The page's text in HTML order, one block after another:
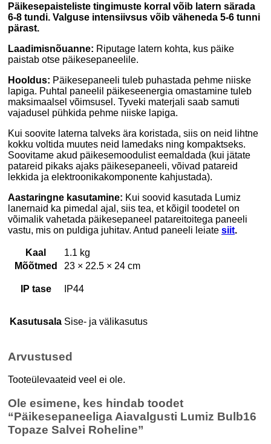
Päikesepaisteliste tingimuste korral võib latern särada
6-8 tundi. Valguse intensiivsus võib väheneda 5-6 tunni
pärast.
Laadimisnõuanne: Riputage latern kohta, kus päike
paistab otse päikesepaneelile.
Hooldus: Päikesepaneeli tuleb puhastada pehme niiske
lapiga. Puhtal paneelil päikeseenergia omastamine tuleb
maksimaalsel võimsusel. Tyveki materjali saab samuti
vajadusel pühkida pehme niiske lapiga.
Kui soovite laterna talveks ära koristada, siis on neid lihtne
kokku voltida muutes neid lamedaks ning kompaktseks.
Soovitame akud päikesemoodulist eemaldada (kui jätate
patareid pikaks ajaks päikesepaneeli, võivad patareid
lekkida ja elektroonikakomponente kahjustada).
Aastaringne kasutamine: Kui soovid kasutada Lumiz
lanernaid ka pimedal ajal, siis tea, et kõigil toodetel on
võimalik vahetada päikesepaneel patareitoitega paneeli
vastu, mis on puldiga juhitav. Antud paneeli leiate siit.
Kaal
1.1 kg
Mõõtmed
23 × 22.5 × 24 cm
IP tase IP44
Kasutusala Sise- ja välikasutus
Arvustused
Tooteülevaateid veel ei ole.
Ole esimene, kes hindab toodet
“Päikesepaneeliga Aiavalgusti Lumiz Bulb16
Topaze Salvei Roheline”